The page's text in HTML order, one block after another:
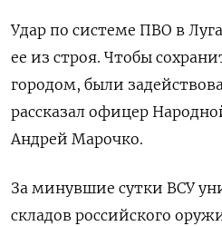
Удар по системе ПВО в
ее из строя. Чтобы
городом, были
рассказал офицер
Андрей Марочко.
За минувшие сутки ВСУ
складов российского